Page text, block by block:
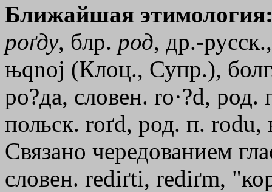
Ближайшая
роґду, блр. род, др.-
њqnoj (Клоц., Супр.),
ро?да, словен. ro·?d,
польск. roґd, род. п.
Связано чередованием
словен. rediґti, rediґm,